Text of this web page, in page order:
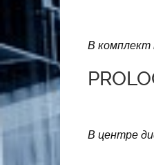
В комплект
В центре